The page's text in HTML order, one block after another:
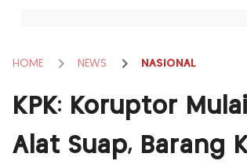
HOME NEWS NASIONAL
KPK: Koruptor
Alat Suap, Barang